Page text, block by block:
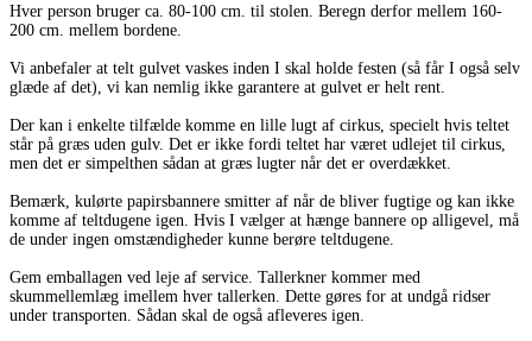
Hver person bruger ca. 80-100 cm. til stolen. Beregn derfor mellem 160-
200 cm. mellem bordene.
Vi anbefaler at telt gulvet vaskes inden I skal holde festen (så får I også selv
glæde af det), vi kan nemlig ikke garantere at gulvet er helt rent.
Der kan i enkelte tilfælde komme en lille lugt af cirkus, specielt hvis teltet
står på græs uden gulv. Det er ikke fordi teltet har været udlejet til cirkus,
men det er simpelthen sådan at græs lugter når det er overdækket.
Bemærk, kulørte papirsbannere smitter af når de bliver fugtige og kan ikke
komme af teltdugene igen. Hvis I vælger at hænge bannere op alligevel, må
de under ingen omstændigheder kunne berøre teltdugene.
Gem emballagen ved leje af service. Tallerkner kommer med
skummellemlæg imellem hver tallerken. Dette gøres for at undgå ridser
under transporten. Sådan skal de også afleveres igen.